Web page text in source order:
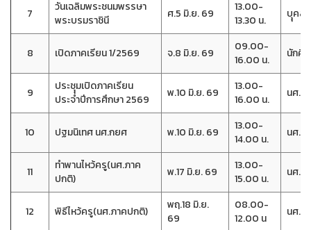
7
วันเฉลิมพระชนมพรรษา
พระบรมราชินี
ศ.5 มิ.ย. 69
13.00-
13.30 น.
บุุคล
8 เปิดภาคเรียน 1/2569 จ.8 มิ.ย. 69
09.00-
16.00 น.
นักศึ
9
ประชุุมเปิดภาคเรียน
ประจำปีการศึกษา 2569
พ.10 มิ.ย. 69
13.00-
16.00 น.
นศ.(
10 ปฐมนิเทศ นศ.กยศ พ.10 มิ.ย. 69
13.00-
14.00 น.
นศ.ก
11
ทำพานไหว้ครู(นศ.ภาค
ปกติ)
พ.17 มิ.ย. 69
13.00-
15.00 น.
นศ.(
12 พิธีไหว้ครู(นศ.ภาคปกติ)
พฤ.18 มิ.ย.
69
08.00-
12.00 น
นศ.(